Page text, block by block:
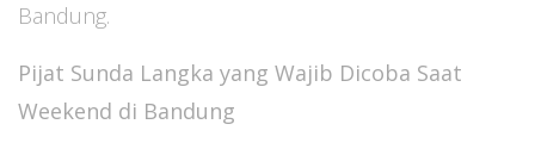
Bandung.
Pijat Sunda Langka yang Wajib Dicoba Saat
Weekend di Bandung